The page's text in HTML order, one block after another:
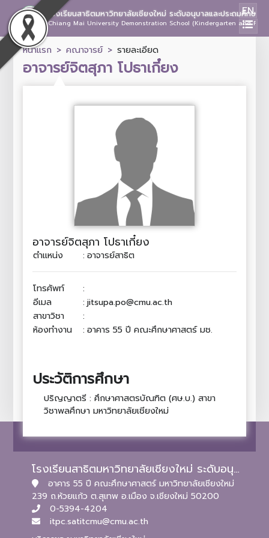
โรงเรียนสาธิตมหาวิทยาลัยเชียงใหม่ ระดับอนุบาลและประถมศึกษา
Chiang Mai University Demonstration School (Kindergarten and
EN
หน้าแรก คณาจารย์ รายละเอียด
อาจารย์จิตสุภา โปธาเกี๋ยง
อาจารย์จิตสุภา โปธาเกี๋ยง
ตำแหน่ง : อาจารย์สาธิต
โทรศัพท์
:
อีเมล
: jitsupa.po@cmu.ac.th
สาขาวิชา
:
ห้องทำงาน
: อาคาร 55 ปี คณะศึกษาศาสตร์ มช.
ประวัติการศึกษา
ปริญญาตรี : ศึกษาศาสตรบัณฑิต (ศษ.บ.) สาขา
วิชาพลศึกษา มหาวิทยาลัยเชียงใหม่
โรงเรียนสาธิตมหาวิทยาลัยเชียงใหม่ ระดับอนุบาลและประถมศึกษา
อาคาร 55 ปี คณะศึกษาศาสตร์ มหาวิทยาลัยเชียงใหม่
239 ถ.ห้วยแก้ว ต.สุเทพ อ.เมือง จ.เชียงใหม่ 50200
0-5394-4204
itpc.satitcmu@cmu.ac.th